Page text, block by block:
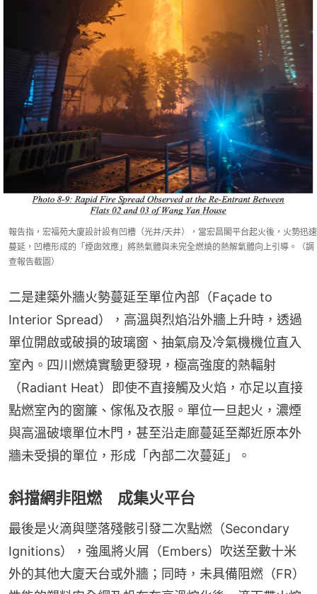
報告指，宏福苑大廈設計設有凹槽（光井/天井），當宏昌閣平台起火後，火勢迅速
蔓延，凹槽形成的「煙囱效應」將熱氣體與未完全燃燒的熱解氣體向上引導。（調
查報告截圖）
二是建築外牆火勢蔓延至單位內部（Façade to
Interior Spread），高溫與烈焰沿外牆上升時，透過
單位開啟或破損的玻璃窗、抽氣扇及冷氣機機位直入
室內。四川燃燒實驗更發現，極高強度的熱輻射
（Radiant Heat）即使不直接觸及火焰，亦足以直接
點燃室內的窗簾、傢俬及衣服。單位一旦起火，濃煙
與高溫破壞單位木門，甚至沿走廊蔓延至鄰近原本外
牆未受損的單位，形成「內部二次蔓延」。
斜擋網非阻燃 成集火平台
最後是火滴與墜落殘骸引發二次點燃（Secondary
Ignitions），強風將火屑（Embers）吹送至數十米
外的其他大廈天台或外牆；同時，未具備阻燃（FR）